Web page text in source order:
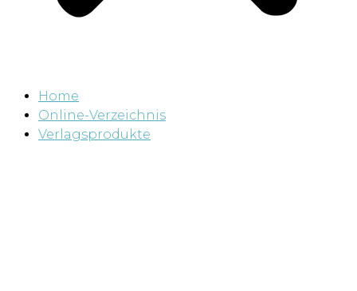
Home
Online-Verzeichnis
Verlagsprodukte